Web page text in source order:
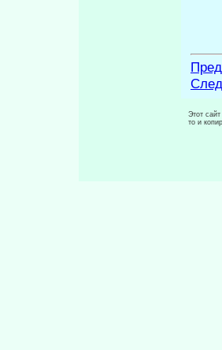
Этот
то и